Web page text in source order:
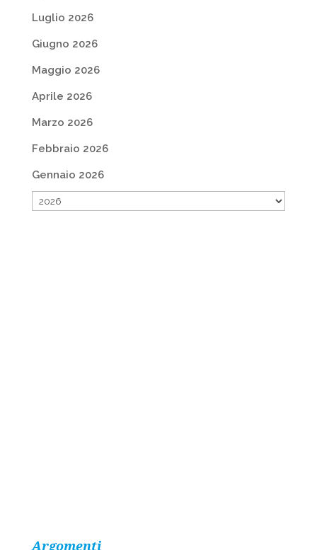
Luglio 2026
Giugno 2026
Maggio 2026
Aprile 2026
Marzo 2026
Febbraio 2026
Gennaio 2026
Argomenti